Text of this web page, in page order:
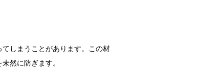
しまうことがあります。この材
然に防ぎます。